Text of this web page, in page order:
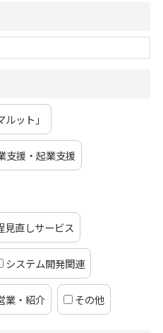
ット」
支援・起業支援
見直しサービス
システム開発関連
業・紹介 その他